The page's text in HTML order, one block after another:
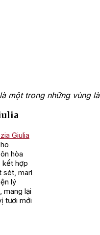
một trong những vùng
Giulia
hòa
kết hợp
sét, marl
lý
mang lại
tươi mới